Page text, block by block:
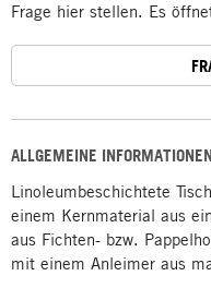
ALLGEMEINE INFORMATIONEN
Linoleumbeschichtete
einem Kernmaterial aus
aus Fichten- bzw.
mit einem Anleimer aus
Frage hier stellen. Es